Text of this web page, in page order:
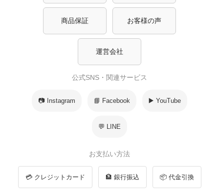
商品保証 お客様の声
運営会社
公式SNS・関連サービス
📷 Instagram 📘 Facebook ▶️ YouTube
💬 LINE
お支払い方法
💳 クレジットカード 🏦 銀行振込 📦 代金引換